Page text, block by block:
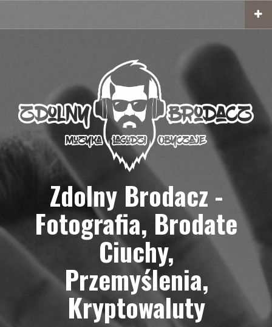
treści
Zdolny Brodacz -
Fotografia, Brodate
Ciuchy,
Przemyślenia,
Kryptowaluty